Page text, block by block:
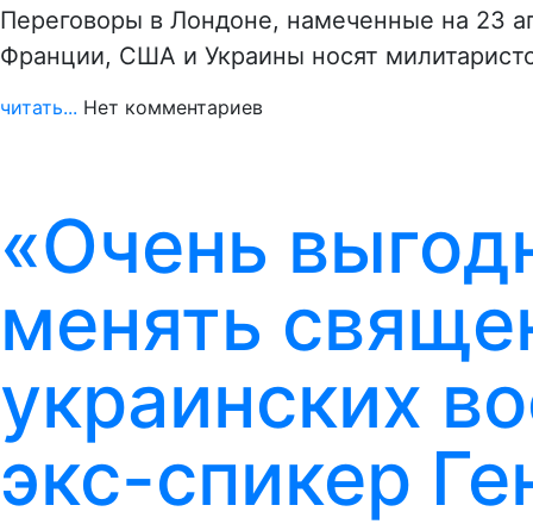
Переговоры в Лондоне, намеченные на 23
Франции, США и Украины носят
читать... Нет комментариев
«Очень
менять
украинских
экс-спикер